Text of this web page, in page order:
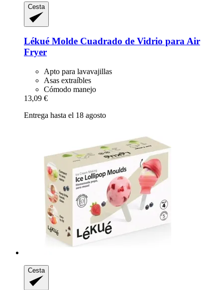
Cesta
Lékué Molde Cuadrado de Vidrio para Air
Fryer
Apto para lavavajillas
Asas extraíbles
Cómodo manejo
13,09 €
Entrega hasta el 18 agosto
Cesta